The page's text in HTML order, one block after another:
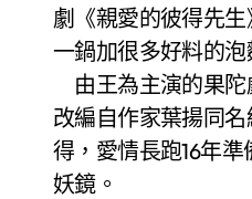
劇《親愛的彼得先
一鍋加很多好料的
由王為主演的果陀
改編自作家葉揚同
得，愛情長跑16年
妖鏡。